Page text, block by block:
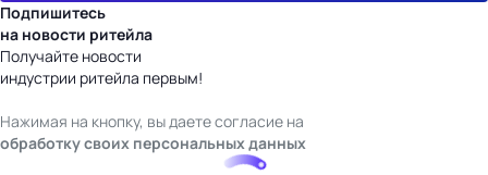
Подпишитесь
на новости ритейла
Получайте новости
индустрии ритейла первым!
Нажимая на кнопку, вы даете согласие на
обработку своих персональных данных